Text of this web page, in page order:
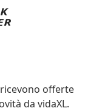
offerte
da vidaXL.